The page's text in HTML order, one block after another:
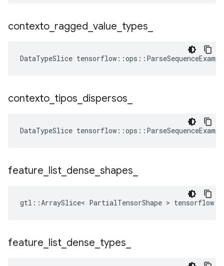
contexto ragged value types
DataTypeSlice tensorflow ::ops ::
contexto tipos dispersos
DataTypeSlice tensorflow ::ops ::
feature list dense shapes
gtl::ArraySlice< PartialTensorShape >
feature list dense types